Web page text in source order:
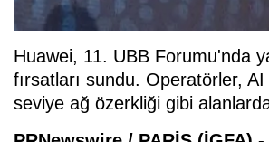
Huawei, 11. UBB Forumu'nda
fırsatları sundu. Operatörler,
seviye ağ özerkliği gibi